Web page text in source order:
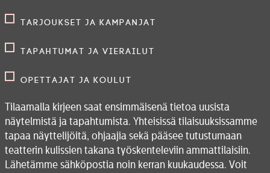
Tarjoukset ja kampanjat
Tapahtumat ja vierailut
Opettajat ja koulut
Tilaamalla kirjeen saat ensimmäisenä tietoa uusista
näytelmistä ja tapahtumista. Yhteisissä tilaisuuksissamme
tapaa näyttelijöitä, ohjaajia sekä pääsee tutustumaan
teatterin kulissien takana työskenteleviin ammattilaisiin.
Lähetämme sähköpostia noin kerran kuukaudessa. Voit